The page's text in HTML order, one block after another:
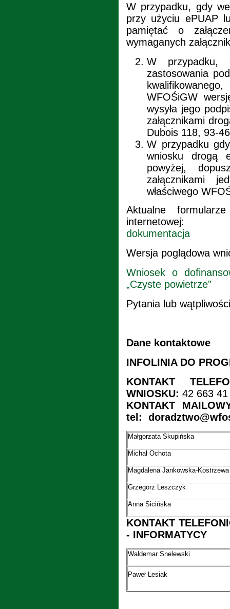
W przypadku, gdy
przy użyciu ePUAP
pamiętać o
wymaganych
W przypadku,
zastosowania
WFOŚiGW
wysyła jego
załącznikami
Dubois 118, 93-
W przypadku
wniosku drogą
powyżej,
załącznikami
właściwego
Aktualne
dokumentacja
Wersja poglądowa
Wniosek o
„Czyste powietrze”
Pytania lub
Dane kontaktowe
INFOLINIA DO
KONTAKT
WNIOSKU: 42 663
KONTAKT
tel:
Małgorzata Skupińska
Michał Ochota
Magdalena Jankowska-Kostrzewa
Grzegorz Leszczyk
Anna Sicińska
KONTAKT
- INFORMATYCY
Waldemar Snelewski
Paweł Lesiak